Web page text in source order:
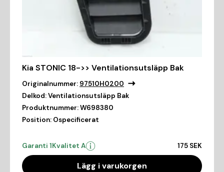
Kia STONIC 18->> Ventilationsutsläpp Bak
Originalnummer: 97510H0200
Delkod:Ventilationsutsläpp Bak
Produktnummer:W698380
Position: Ospecificerat
Garanti 1Kvalitet A 175 SEK
Lägg i varukorgen